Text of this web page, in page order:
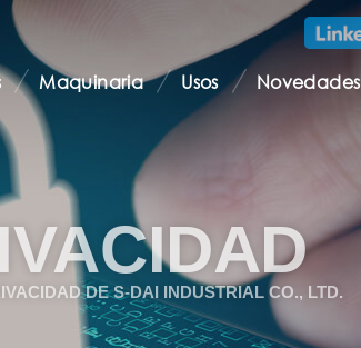
Maquinaria Usos Novedades
DE S-DAI INDUSTRIAL CO., LTD.